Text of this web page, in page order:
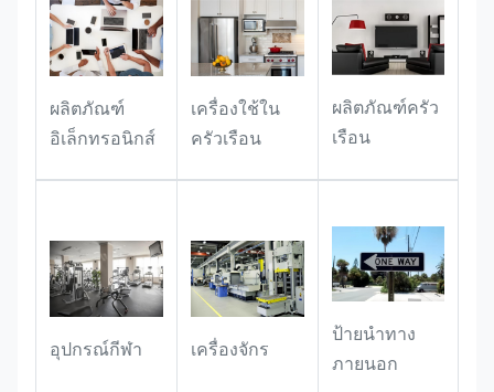
คลังสินค้าและโลจิสติกส์: ปฏิบัติหน้าที่
เป็นสัญลักษณ์การติดตามสินค้า โดยใช้
บาร์โค้ดในการเก็บข้อมูล logistics และ
batch เพื่อการสแกนและตรวจสอบอย่าง
รวดเร็วในสถานที่เก็บและขนส่ง
ผลิตภัณฑ์
อิเล็กทรอนิกส์
เครื่องใช้ใน
ครัวเรือน
ผลิตภัณฑ์ครัว
เรือน
อุปกรณ์กีฬา เครื่องจักร
ป้ายนําทาง
ภายนอก